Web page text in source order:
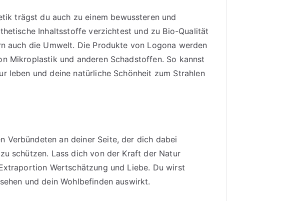
trägst du auch zu einem bewussteren und
Inhaltsstoffe verzichtest und zu Bio-Qualität
auch die Umwelt. Die Produkte von Logona werden
Mikroplastik und anderen Schadstoffen. So kannst
leben und deine natürliche Schönheit zum Strahlen
Verbündeten an deiner Seite, der dich dabei
schützen. Lass dich von der Kraft der Natur
Wertschätzung und Liebe. Du wirst
und dein Wohlbefinden auswirkt.